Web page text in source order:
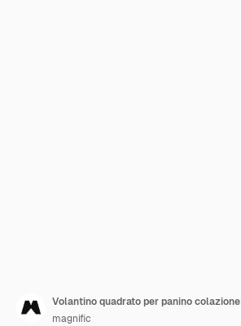
Volantino quadrato per panino colazione
magnific